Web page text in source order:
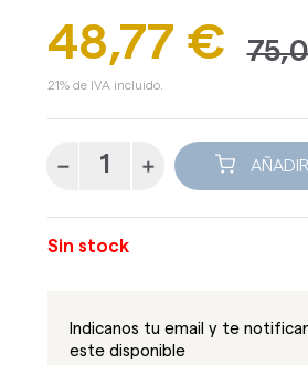
48,77 €
21% de IVA incluido.
Sin stock
Indicanos tu email y te
este disponible